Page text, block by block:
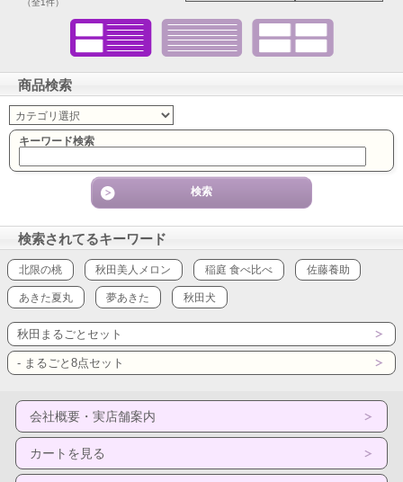
商品検索
キーワード検索
検索されてるキーワード
北限の桃 秋田美人メロン 稲庭 食べ比べ 佐藤養助
あきた夏丸 夢あきた 秋田犬
秋田まるごとセット
- まるごと8点セット
会社概要・実店舗案内
カートを見る